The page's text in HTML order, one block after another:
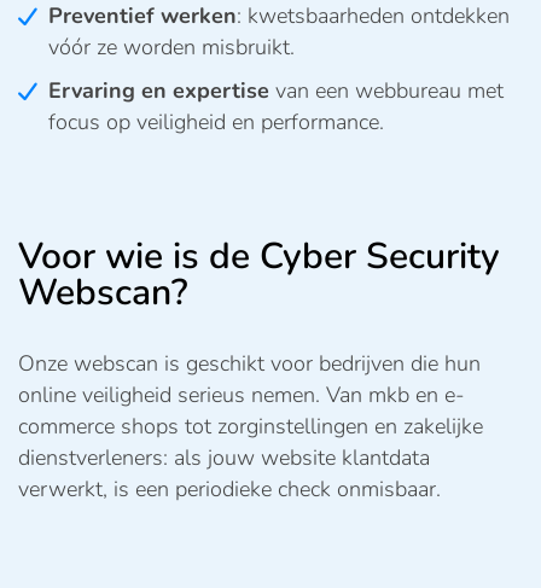
Preventief werken: kwetsbaarheden ontdekken
vóór ze worden misbruikt.
Ervaring en expertise van een webbureau met
focus op veiligheid en performance.
Voor wie is de Cyber Security
Webscan?
Onze webscan is geschikt voor bedrijven die hun
online veiligheid serieus nemen. Van mkb en e-
commerce shops tot zorginstellingen en zakelijke
dienstverleners: als jouw website klantdata
verwerkt, is een periodieke check onmisbaar.